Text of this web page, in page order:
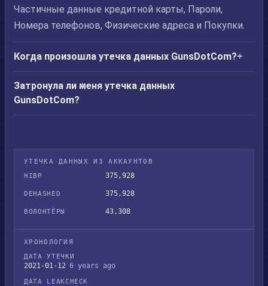
Частичные данные кредитной карты, Пароли,
Номера телефонов, Физические адреса и Покупки.
Когда произошла утечка данных GunsDotCom?
Затронула ли меня утечка данных
GunsDotCom?
УТЕЧКА ДАННЫХ ИЗ АККАУНТОВ
HIBP
375,928
DEHASHED 375,928
ВОЛОНТЁРЫ 43,308
ХРОНОЛОГИЯ
ДАТА УТЕЧКИ
2021-01-12 6 years ago
ДАТА LEAKCHECK